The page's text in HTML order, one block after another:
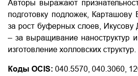
Авторы выражают
подготовку подложек,
за рост буферных слоев, Икусову
– за выращивание наноструктур
изготовление холловских структур.
Коды OCIS: 040.5570, 040.3060,